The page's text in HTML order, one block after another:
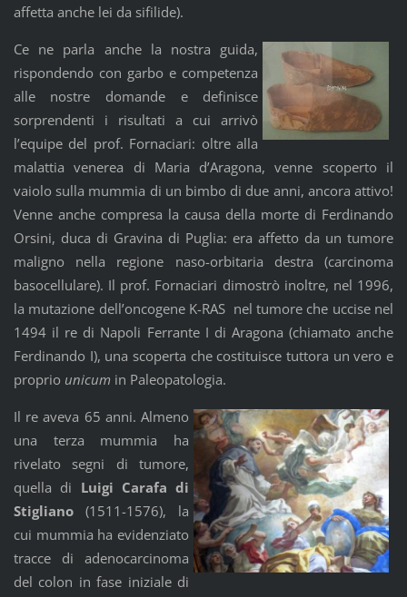
affetta anche lei da sifilide).
Ce ne parla anche la nostra guida,
rispondendo con garbo e competenza
alle nostre domande e definisce
sorprendenti i risultati a cui arrivò
l’equipe del prof. Fornaciari: oltre alla
malattia venerea di Maria d’Aragona, venne scoperto il
vaiolo sulla mummia di un bimbo di due anni, ancora attivo!
Venne anche compresa la causa della morte di Ferdinando
Orsini, duca di Gravina di Puglia: era affetto da un tumore
maligno nella regione naso-orbitaria destra (carcinoma
basocellulare). Il prof. Fornaciari dimostrò inoltre, nel 1996,
la mutazione dell’oncogene K-RAS nel tumore che uccise nel
1494 il re di Napoli Ferrante I di Aragona (chiamato anche
Ferdinando I), una scoperta che costituisce tuttora un vero e
proprio unicum in Paleopatologia.
Il re aveva 65 anni. Almeno
una terza mummia ha
rivelato segni di tumore,
quella di Luigi Carafa di
Stigliano (1511-1576), la
cui mummia ha evidenziato
tracce di adenocarcinoma
del colon in fase iniziale di